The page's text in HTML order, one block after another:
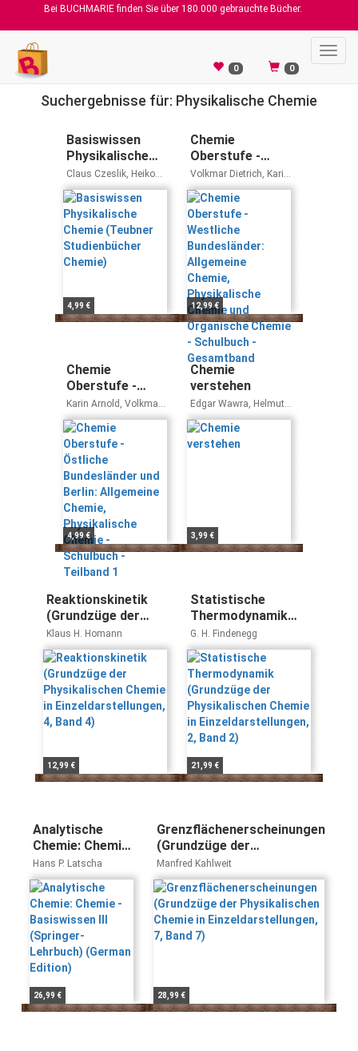
Bei BUCHMARIE finden Sie über 180.000 gebrauchte Bücher.
0 0
Suchergebnisse für: Physikalische Chemie
Basiswissen
Physikalische
Chemie
(Teubner
Studienbücher
Chemie)
Claus Czeslik, Heiko
Seemann, Roland
Winter
4,99 €
Chemie
Oberstufe -
Westliche
Bundesländer:
Allgemeine
Chemie,
Physikalische
Chemie und
Organische
Chemie -
Schulbuch -
Gesamtband
Volkmar Dietrich, Karin
Arnold, Andreas Eberle,
Ralf Malz, Steffen
Schäfer, Bettina
Labahn, Andreas
Grimmer
12,99 €
Chemie
Oberstufe -
Östliche
Bundesländer
und Berlin:
Allgemeine
Chemie,
Physikalische
Chemie -
Schulbuch -
Teilband 1
Karin Arnold, Volkmar
Dietrich, Andreas
Eberle, Andreas
Grimmer, Marianne
Karohs, Bettina
Labahn, Steffen
Schäfer, Jörn Peters
4,99 €
Chemie
verstehen
Edgar Wawra, Helmut
Dolznig, Ernst Müllner
3,99 €
Reaktionskinetik
(Grundzüge der
Physikalischen
Chemie in
Einzeldarstellungen,
4, Band 4)
Klaus H. Homann
12,99 €
Statistische
Thermodynamik
(Grundzüge der
Physikalischen
Chemie in
Einzeldarstellungen,
2, Band 2)
G. H. Findenegg
21,99 €
Analytische
Chemie: Chemie
- Basiswissen III
(Springer-
Lehrbuch)
(German Edition)
Hans P. Latscha
26,99 €
Grenzflächenerscheinungen
(Grundzüge der
Physikalischen Chemie in
Einzeldarstellungen, 7, Band
7)
Manfred Kahlweit
28,99 €